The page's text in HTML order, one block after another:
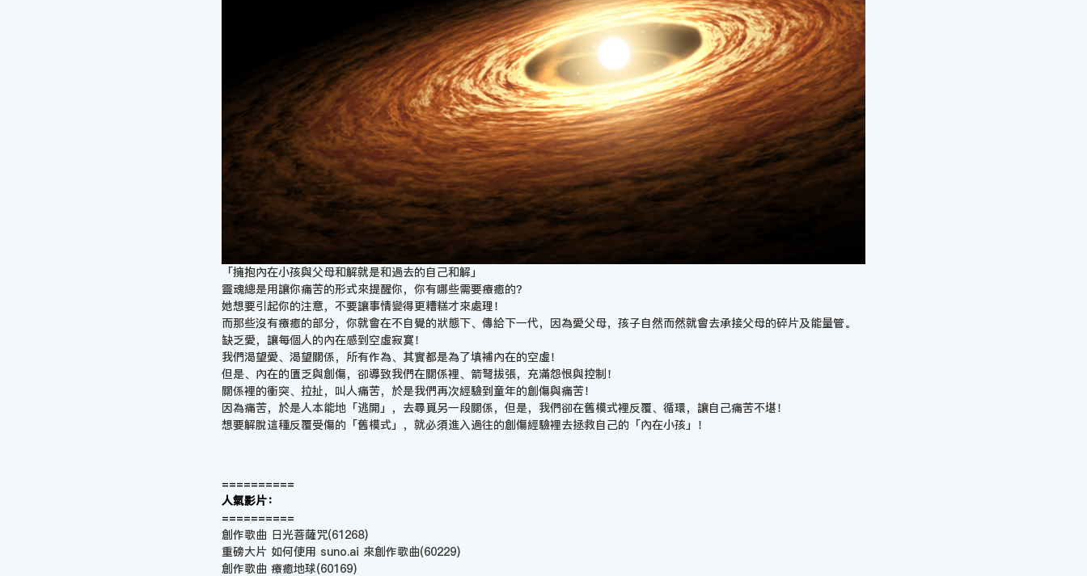
「擁抱內在小孩與父母和解就是和過去的自己和解」
靈魂總是用讓你痛苦的形式來提醒你，你有哪些需要療癒的？
她想要引起你的注意，不要讓事情變得更糟糕才來處理！
而那些沒有療癒的部分，你就會在不自覺的狀態下、傳給下一代，因為愛父母，孩子自然而然就會去承接父母的碎片及能量管。
缺乏愛，讓每個人的內在感到空虛寂寞！
我們渴望愛、渴望關係，所有作為、其實都是為了填補內在的空虛！
但是、內在的匱乏與創傷，卻導致我們在關係裡、箭弩拔張，充滿怨恨與控制！
關係裡的衝突、拉扯，叫人痛苦，於是我們再次經驗到童年的創傷與痛苦！
因為痛苦，於是人本能地「逃開」，去尋覓另一段關係，但是，我們卻在舊模式裡反覆、循環，讓自己痛苦不堪！
想要解脫這種反覆受傷的「舊模式」，就必須進入過往的創傷經驗裡去拯救自己的「內在小孩」！
==========
人氣影片：
==========
創作歌曲 日光菩薩咒(61268)
重磅大片 如何使用 suno.ai 來創作歌曲(60229)
創作歌曲 療癒地球(60169)